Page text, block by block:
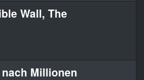
Wall, The
Millionen